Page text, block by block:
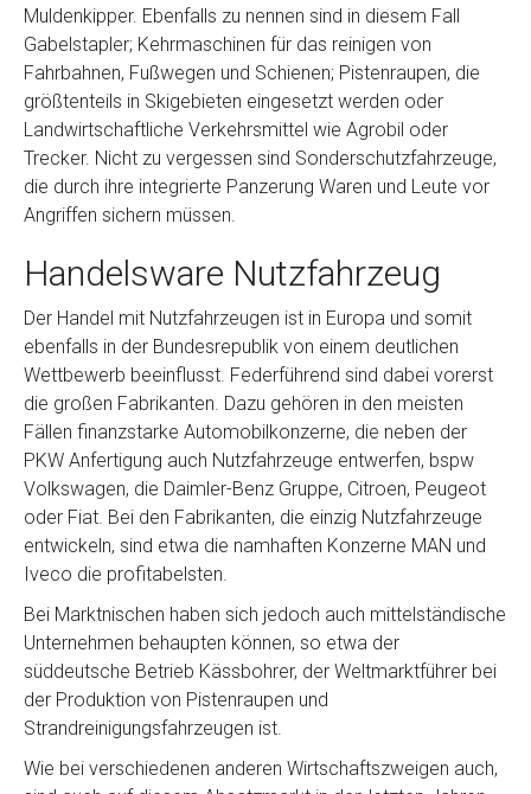
Muldenkipper. Ebenfalls zu nennen sind in diesem Fall
Gabelstapler; Kehrmaschinen für das reinigen von
Fahrbahnen, Fußwegen und Schienen; Pistenraupen, die
größtenteils in Skigebieten eingesetzt werden oder
Landwirtschaftliche Verkehrsmittel wie Agrobil oder
Trecker. Nicht zu vergessen sind Sonderschutzfahrzeuge,
die durch ihre integrierte Panzerung Waren und Leute vor
Angriffen sichern müssen.
Handelsware Nutzfahrzeug
Der Handel mit Nutzfahrzeugen ist in Europa und somit
ebenfalls in der Bundesrepublik von einem deutlichen
Wettbewerb beeinflusst. Federführend sind dabei vorerst
die großen Fabrikanten. Dazu gehören in den meisten
Fällen finanzstarke Automobilkonzerne, die neben der
PKW Anfertigung auch Nutzfahrzeuge entwerfen, bspw
Volkswagen, die Daimler-Benz Gruppe, Citroen, Peugeot
oder Fiat. Bei den Fabrikanten, die einzig Nutzfahrzeuge
entwickeln, sind etwa die namhaften Konzerne MAN und
Iveco die profitabelsten.
Bei Marktnischen haben sich jedoch auch mittelständische
Unternehmen behaupten können, so etwa der
süddeutsche Betrieb Kässbohrer, der Weltmarktführer bei
der Produktion von Pistenraupen und
Strandreinigungsfahrzeugen ist.
Wie bei verschiedenen anderen Wirtschaftszweigen auch,